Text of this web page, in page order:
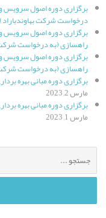
برگزاری دوره اصول سرویس
درخواست شرکت بهاوندباراد)
برگزاری دوره اصول سرویس
راهسازی (به درخواست
برگزاری دوره اصول سرویس
راهسازی (به درخواست
برگزاری دوره مبانی بهره
مارس 2, 2023
برگزاری دوره مبانی بهره
مارس 1, 2023
جستجو
برای
: